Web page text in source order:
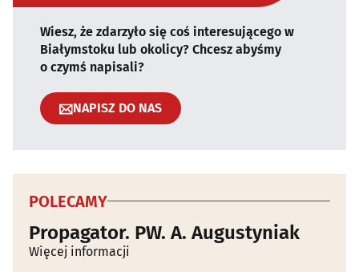
Wiesz, że zdarzyło się coś interesującego w
Białymstoku lub okolicy? Chcesz abyśmy
o czymś napisali?
NAPISZ DO NAS
POLECAMY
Propagator. PW. A. Augustyniak
Więcej informacji